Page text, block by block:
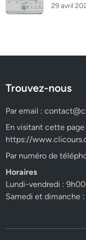
29 avril
Trouvez-nous
Par email :
En visitant cette
https://
Par numéro de
Horaires
Lundi-vendredi :
Samedi et dimanche